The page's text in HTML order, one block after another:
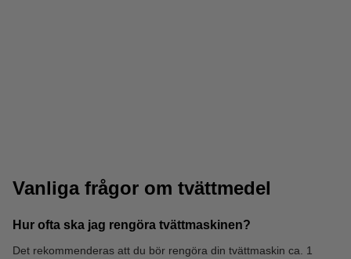
Vanliga frågor om tvättmedel
Hur ofta ska jag rengöra tvättmaskinen?
Det rekommenderas att du bör rengöra din tvättmaskin ca. 1